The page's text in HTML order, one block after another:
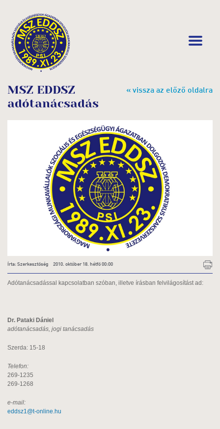
« vissza az előző oldalra
MSZ EDDSZ
adótanácsadás
Írta: Szerkesztőség 2010. október 18. hétfő 00:00
Adótanácsadással kapcsolatban szóban, illetve írásban felvilágosítást ad:
Dr. Pataki Dániel
adótanácsadás, jogi tanácsadás
Szerda: 15-18
Telefon:
269-1235
269-1268
e-mail:
eddsz1@t-online.hu